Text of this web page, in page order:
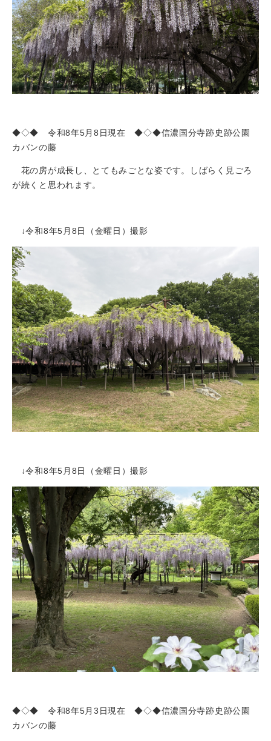
◆◇◆ 令和8年5月8日現在 ◆◇◆信濃国分寺跡史跡公園
カバンの藤
花の房が成長し、とてもみごとな姿です。しばらく見ごろ
が続くと思われます。
↓令和8年5月8日（金曜日）撮影
↓令和8年5月8日（金曜日）撮影
◆◇◆ 令和8年5月3日現在 ◆◇◆信濃国分寺跡史跡公園
カバンの藤